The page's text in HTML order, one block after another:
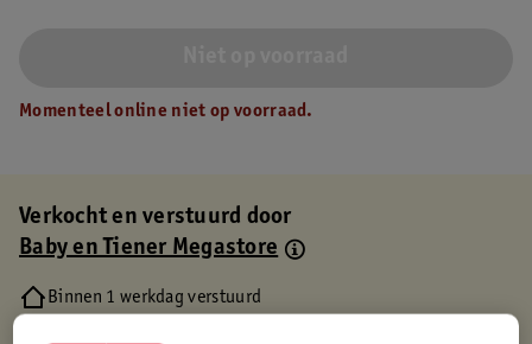
Momenteel online niet op voorraad.
Verkocht en verstuurd door
Baby en Tiener Megastore
Binnen 1 werkdag verstuurd